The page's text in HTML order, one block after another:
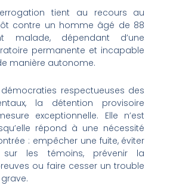
tient au recours au
contre un homme âgé de 88
malade, dépendant d’une
permanente et incapable
manière autonome.
respectueuses des
la détention provisoire
exceptionnelle. Elle n’est
répond à une nécessité
: empêcher une fuite, éviter
sur les témoins, prévenir la
ou faire cesser un trouble